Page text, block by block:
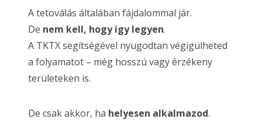
A tetoválás általában fájdalommal jár.
De nem kell, hogy így legyen.
A TKTX segítségével nyugodtan végigülheted
a folyamatot – még hosszú vagy érzékeny
területeken is.
De csak akkor, ha helyesen alkalmazod.